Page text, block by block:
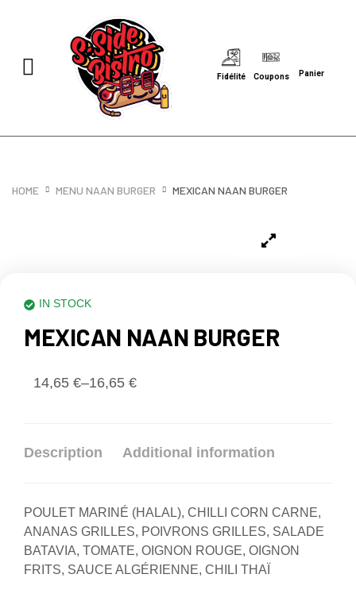
Fidélité Coupons Panier
HOME MENU NAAN BURGER MEXICAN NAAN BURGER
IN STOCK
MEXICAN NAAN BURGER
14,65 €–16,65 €
Description Additional information
POULET MARINÉ (HALAL), CHILLI CORN CARNE,
ANANAS GRILLES, POIVRONS GRILLES, SALADE
BATAVIA, TOMATE, OIGNON ROUGE, OIGNON
FRITS, SAUCE ALGÉRIENNE, CHILI THAÏ